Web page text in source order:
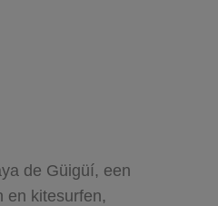
de Güigüí, een
en kitesurfen,